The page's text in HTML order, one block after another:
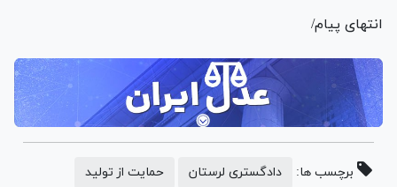
انتهای پیام/
برچسب ها: دادگستری لرستان حمایت از تولید